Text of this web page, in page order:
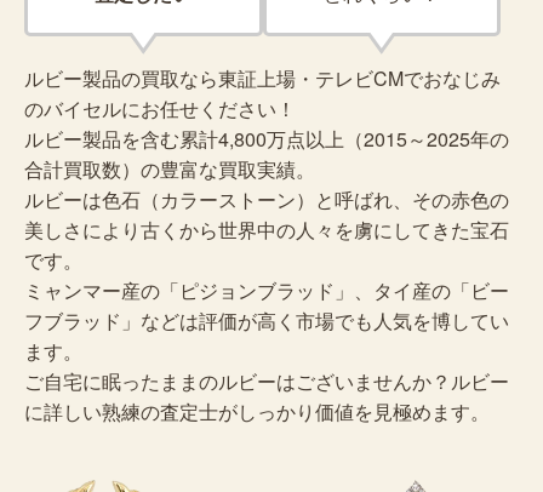
ルビー製品の買取なら東証上場・テレビCMでおなじみ
のバイセルにお任せください！
ルビー製品を含む累計4,800万点以上（2015～2025年の
合計買取数）の豊富な買取実績。
ルビーは色石（カラーストーン）と呼ばれ、その赤色の
美しさにより古くから世界中の人々を虜にしてきた宝石
です。
ミャンマー産の「ピジョンブラッド」、タイ産の「ビー
フブラッド」などは評価が高く市場でも人気を博してい
ます。
ご自宅に眠ったままのルビーはございませんか？ルビー
に詳しい熟練の査定士がしっかり価値を見極めます。